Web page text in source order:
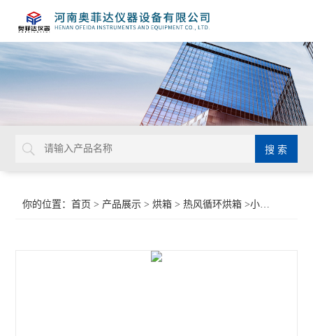
你的位置：首页 > 产品展示 >烘箱 >热风循环烘箱 >小型热风循环烘箱